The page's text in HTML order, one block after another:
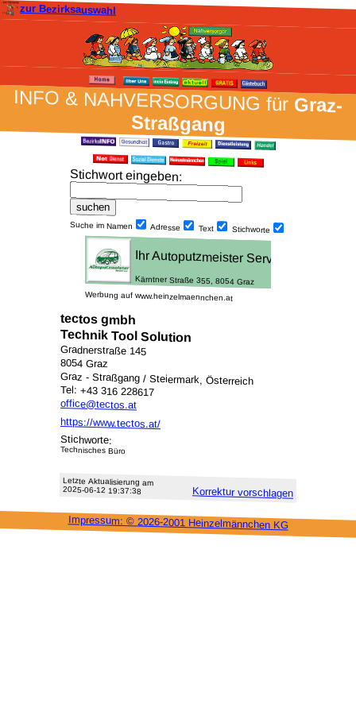
zur Bezirksauswahl
INFO & NAH­VER­SORG­UNG fürGraz-
Straßgang
Stich­wort ein­geben:
Suche im Namen Adresse Text Stich­worte
Werbung auf www.heinzelmaennchen.at
tectos gmbh
Technik Tool Solution
Gradnerstraße 145
8054 Graz
Graz - Straßgang / Steiermark, Österreich
Tel: +43 316 228617
office@tectos.at
https://www.tectos.at/
Stichworte:
Technisches Büro
Letzte Aktu­alisie­rung am
2025-06-12 19:37:38 Korrektur vor­schlagen
Impressum: © 2026-2001 Heinzel­männchen KG